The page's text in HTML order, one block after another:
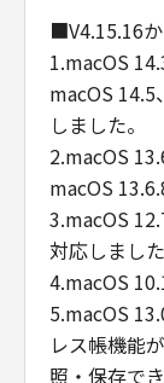
NOTICE
The
term is
software"
software
used in 48
Consistent
227.7202-
all U.S.
Software
herein.
■V4.15.16
1.macOS
macOS 14.5
しました。
2.macOS
macOS
3.macOS
対応しました
4.macOS
5.macOS
レス帳機能
照・保存で